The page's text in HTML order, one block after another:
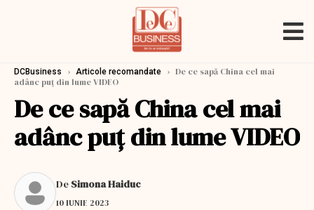
DCBusiness › Articole recomandate › De ce sapă China cel mai
adânc puț din lume VIDEO
De ce sapă China cel mai
adânc puț din lume VIDEO
De Simona Haiduc
10 IUNIE 2023